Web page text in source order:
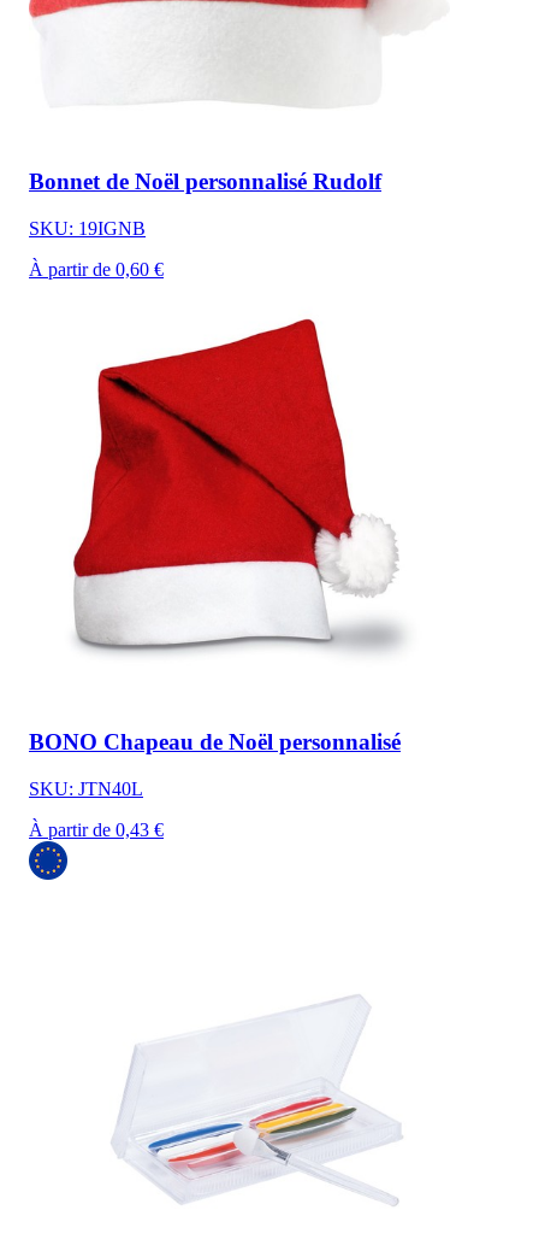
Bonnet de Noël personnalisé Rudolf
SKU: 19IGNB
À partir de 0,60 €
BONO Chapeau de Noël personnalisé
SKU: JTN40L
À partir de 0,43 €